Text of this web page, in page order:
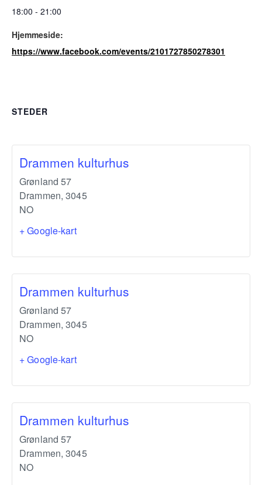
18:00 - 21:00
Hjemmeside:
https://www.facebook.com/events/2101727850278301
STEDER
Drammen kulturhus
Grønland 57
Drammen, 3045
NO
+ Google-kart
Drammen kulturhus
Grønland 57
Drammen, 3045
NO
+ Google-kart
Drammen kulturhus
Grønland 57
Drammen, 3045
NO